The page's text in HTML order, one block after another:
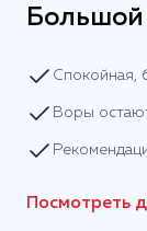
Большой
Спокойная,
Воры
Посмотреть